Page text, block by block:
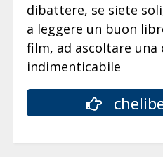
dibattere, se siete
a leggere un buon
film, ad ascoltare una
indimenticabile